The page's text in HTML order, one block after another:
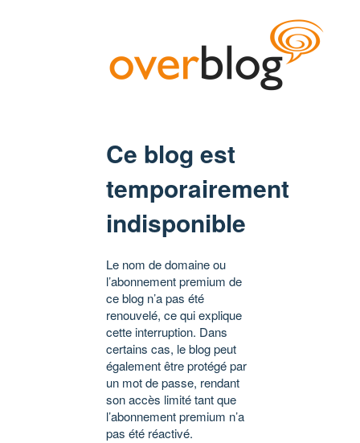
Ce blog est
temporairement
indisponible
Le nom de domaine ou
l’abonnement premium de
ce blog n’a pas été
renouvelé, ce qui explique
cette interruption. Dans
certains cas, le blog peut
également être protégé par
un mot de passe, rendant
son accès limité tant que
l’abonnement premium n’a
pas été réactivé.